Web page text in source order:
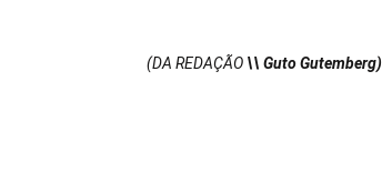
(DA REDAÇÃO \\ Guto Gutemberg)